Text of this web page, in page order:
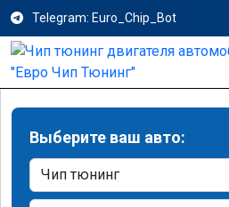
Telegram: Euro_Chip_Bot
Выберите ваш авто: